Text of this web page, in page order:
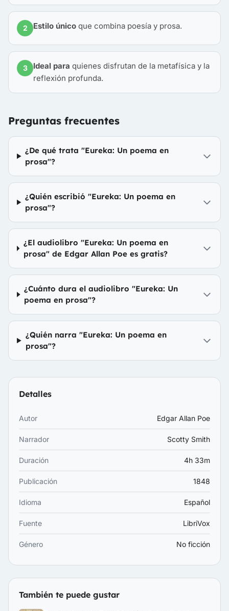
2 Estilo único que combina poesía y prosa.
3 Ideal para quienes disfrutan de la metafísica y la
reflexión profunda.
Preguntas frecuentes
¿De qué trata "Eureka: Un poema en
prosa"?
¿Quién escribió "Eureka: Un poema en
prosa"?
¿El audiolibro "Eureka: Un poema en
prosa" de Edgar Allan Poe es gratis?
¿Cuánto dura el audiolibro "Eureka: Un
poema en prosa"?
¿Quién narra "Eureka: Un poema en
prosa"?
Detalles
Autor Edgar Allan Poe
Narrador Scotty Smith
Duración 4h 33m
Publicación 1848
Idioma Español
Fuente LibriVox
Género No ficción
También te puede gustar